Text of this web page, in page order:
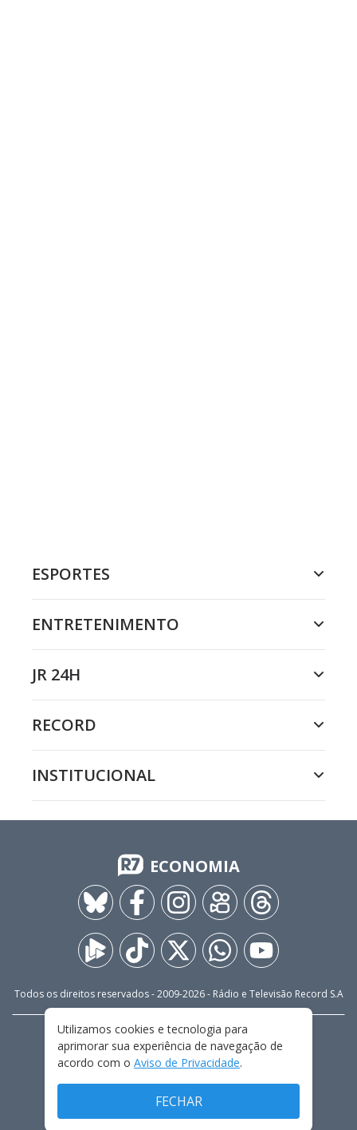
ESPORTES
ENTRETENIMENTO
JR 24H
RECORD
INSTITUCIONAL
ECONOMIA
Todos os direitos reservados - 2009-2026- Rádio e Televisão Record S.A
FALE CONOSCO
PRIVACIDADE
TERMOS E CONDIÇÕES DE USO
Utilizamos cookies e tecnologia para
aprimorar sua experiência de navegação de
acordo com o Aviso de Privacidade.
FECHAR